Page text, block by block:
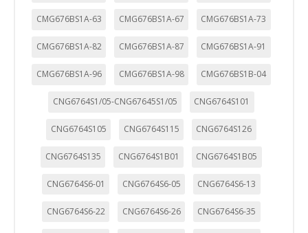
CMG676BS1A-63 CMG676BS1A-67 CMG676BS1A-73
CMG676BS1A-82 CMG676BS1A-87 CMG676BS1A-91
CMG676BS1A-96 CMG676BS1A-98 CMG676BS1B-04
CNG6764S1/05-CNG67645S1/05 CNG6764S101
CNG6764S105 CNG6764S115 CNG6764S126
CNG6764S135 CNG6764S1B01 CNG6764S1B05
CNG6764S6-01 CNG6764S6-05 CNG6764S6-13
CNG6764S6-22 CNG6764S6-26 CNG6764S6-35